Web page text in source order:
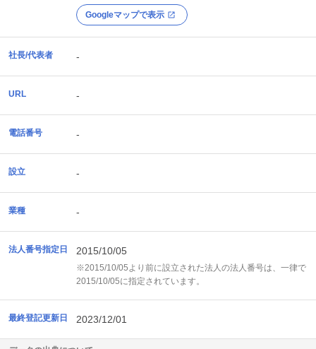
Googleマップで表示
社長/代表者 -
URL -
電話番号 -
設立 -
業種 -
法人番号指定日 2015/10/05
※2015/10/05より前に設立された法人の法人番号は、一律で
2015/10/05に指定されています。
最終登記更新日 2023/12/01